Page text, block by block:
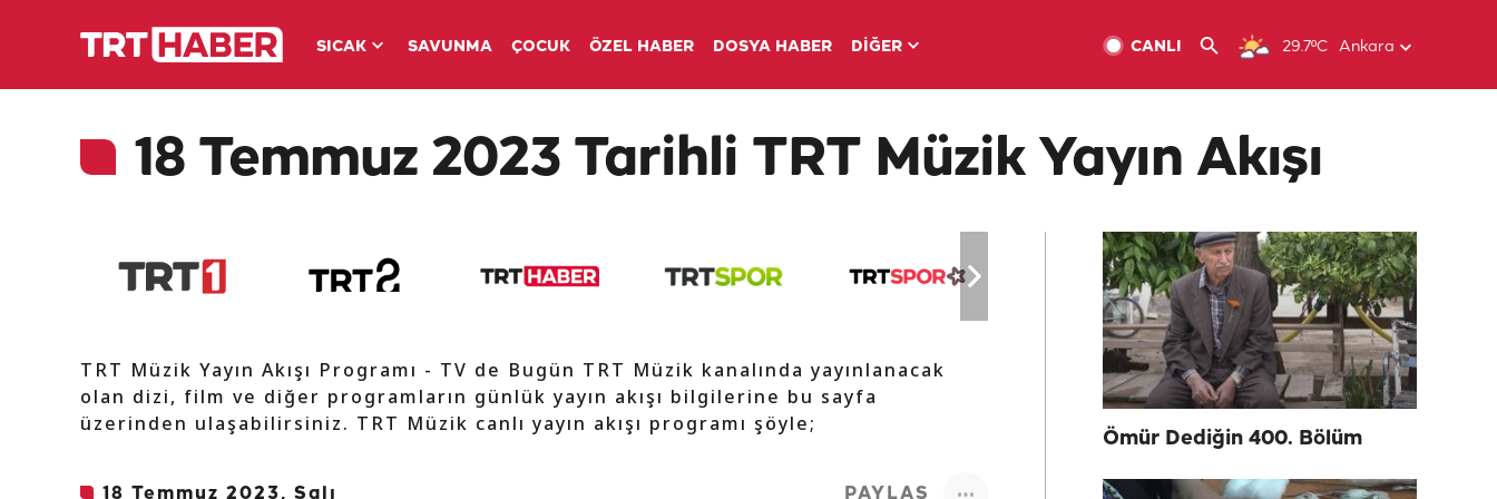
SICAK SAVUNMA ÇOCUK ÖZEL HABER DOSYA HABER DİĞER 29.7ºC Ankara
CANLI
18 Temmuz 2023 Tarihli TRT Müzik Yayın Akışı
TRT Müzik Yayın Akışı Programı - TV de Bugün TRT Müzik kanalında yayınlanacak
olan dizi, film ve diğer programların günlük yayın akışı bilgilerine bu sayfa
üzerinden ulaşabilirsiniz. TRT Müzik canlı yayın akışı programı şöyle;
18 Temmuz 2023, Salı PAYLAŞ
Ömür Dediğin 400. Bölüm